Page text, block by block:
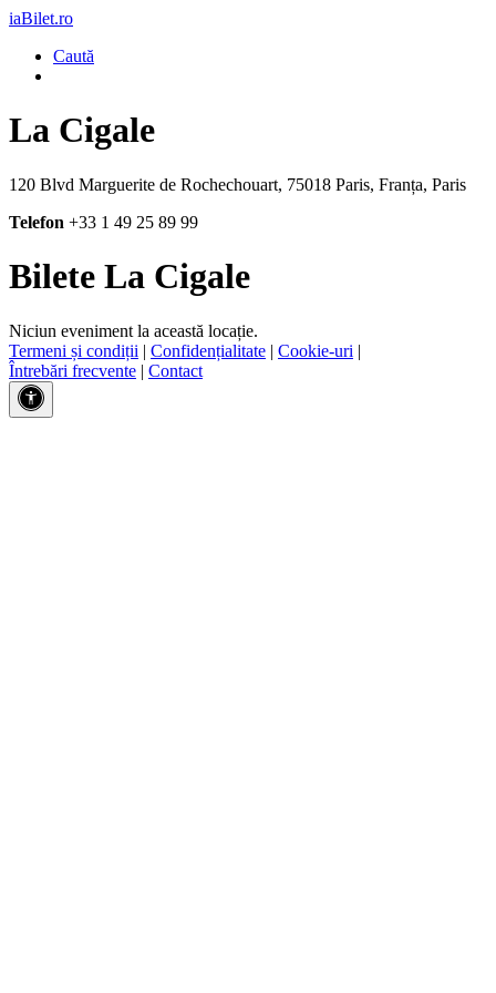
iaBilet.ro
Caută
La Cigale
120 Blvd Marguerite de Rochechouart, 75018 Paris, Franța, Paris
Telefon +33 1 49 25 89 99
Bilete La Cigale
Niciun eveniment la această locație.
Termeni și condiții | Confidențialitate | Cookie-uri |
Întrebări frecvente | Contact